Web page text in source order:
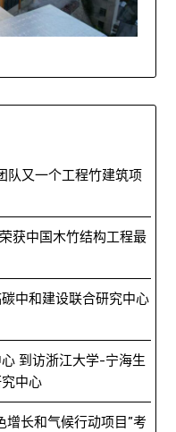
队又一个工程竹建筑项
获中国木竹结构工程最
中和建设联合研究中心
到访浙江大学-宁海生
中心
增长和气候行动项目”考